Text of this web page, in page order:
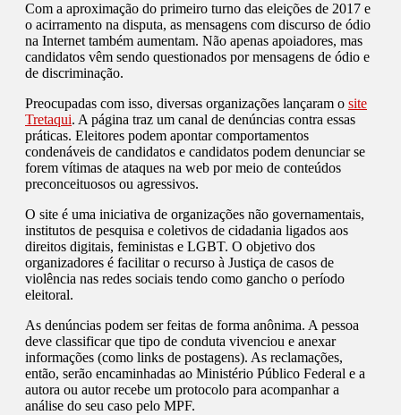
Com a aproximação do primeiro turno das eleições de 2017 e
o acirramento na disputa, as mensagens com discurso de ódio
na Internet também aumentam. Não apenas apoiadores, mas
candidatos vêm sendo questionados por mensagens de ódio e
de discriminação.
Preocupadas com isso, diversas organizações lançaram o site
Tretaqui. A página traz um canal de denúncias contra essas
práticas. Eleitores podem apontar comportamentos
condenáveis de candidatos e candidatos podem denunciar se
forem vítimas de ataques na web por meio de conteúdos
preconceituosos ou agressivos.
O site é uma iniciativa de organizações não governamentais,
institutos de pesquisa e coletivos de cidadania ligados aos
direitos digitais, feministas e LGBT. O objetivo dos
organizadores é facilitar o recurso à Justiça de casos de
violência nas redes sociais tendo como gancho o período
eleitoral.
As denúncias podem ser feitas de forma anônima. A pessoa
deve classificar que tipo de conduta vivenciou e anexar
informações (como links de postagens). As reclamações,
então, serão encaminhadas ao Ministério Público Federal e a
autora ou autor recebe um protocolo para acompanhar a
análise do seu caso pelo MPF.